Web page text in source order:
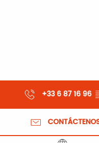
+33 6 87 16 96